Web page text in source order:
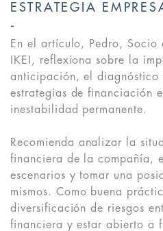
ESTRATEGIA
En el artículo, Pedro, Socio
IKEI, reflexiona sobre la
anticipación, el
estrategias de financiación
inestabilidad permanente.
Recomienda analizar la
financiera de la compañía,
escenarios y tomar una
mismos. Como buena
diversificación de riesgos
financiera y estar abierto a